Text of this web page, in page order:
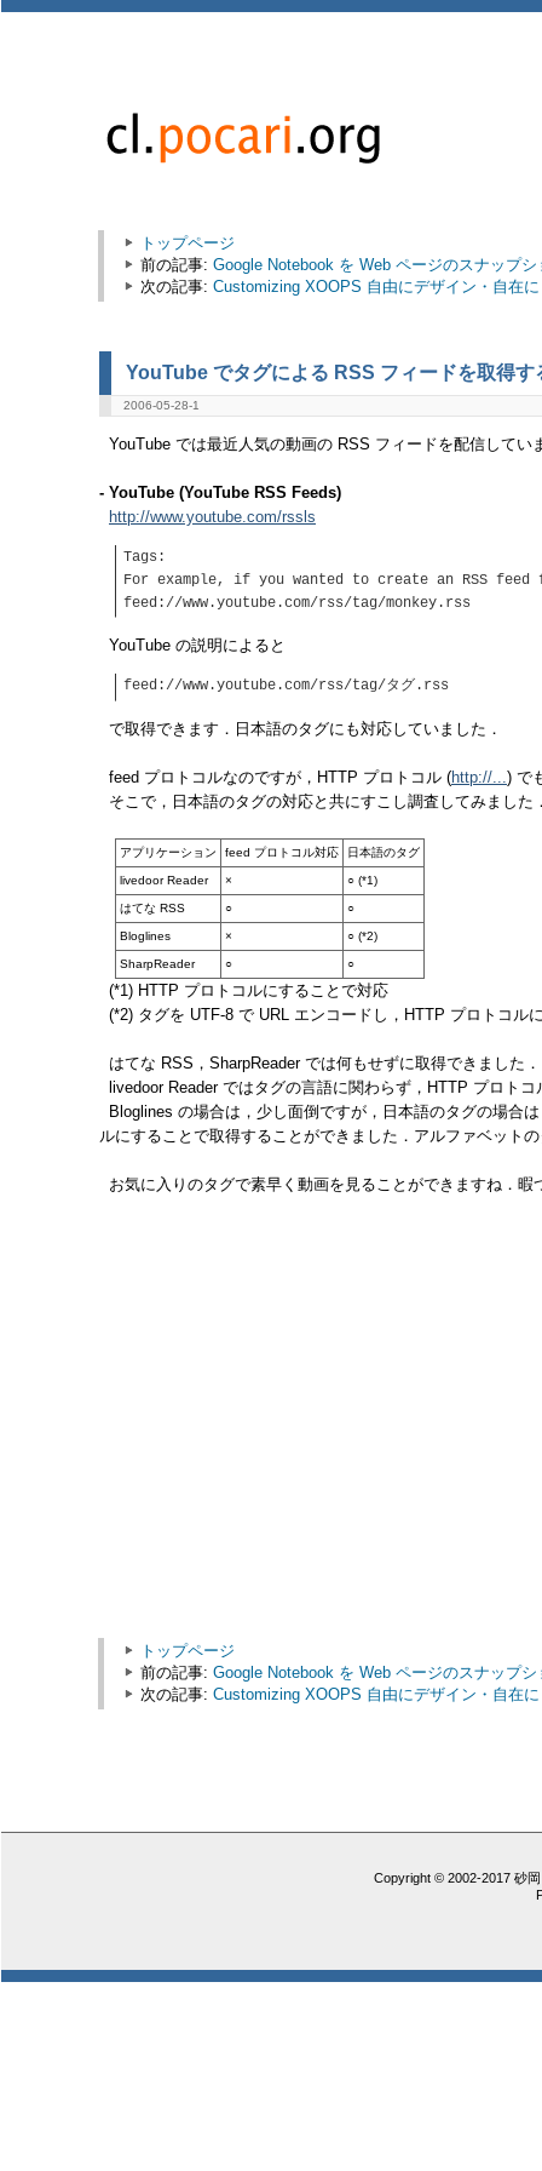
トップページ
前の記事: Google Notebook を Web ページのスナップ
次の記事: Customizing XOOPS 自由にデザイン・自在
YouTube でタグによる RSS フィードを取得す
2006-05-28-1
YouTube では最近人気の動画の RSS フィードを配信して
- YouTube (YouTube RSS Feeds)
http://www.youtube.com/rssls
Tags:
For example, if you wanted to create an RSS
feed://www.youtube.com/rss/tag/monkey.rss
YouTube の説明によると
feed://www.youtube.com/rss/tag/タグ.rss
で取得できます．日本語のタグにも対応していました．
feed プロトコルなのですが，HTTP プロトコル (http://... ) で
そこで，日本語のタグの対応と共にすこし調査してみました
アプリケーション feed プロトコル対応 日本語のタグ
livedoor Reader × ○ (*1)
はてな RSS ○ ○
Bloglines × ○ (*2)
SharpReader ○ ○
(*1) HTTP プロトコルにすることで対応
(*2) タグを UTF-8 で URL エンコードし，HTTP プロトコル
はてな RSS，SharpReader では何もせずに取得できました．
livedoor Reader ではタグの言語に関わらず，HTTP プロト
Bloglines の場合は，少し面倒ですが，日本語のタグの場合
ルにすることで取得することができました．アルファベット
お気に入りのタグで素早く動画を見ることができますね．暇
トップページ
前の記事: Google Notebook を Web ページのスナップ
次の記事: Customizing XOOPS 自由にデザイン・自在
Copyright © 2002-2017 砂